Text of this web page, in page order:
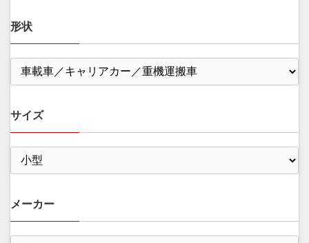
形状
サイズ
メーカー